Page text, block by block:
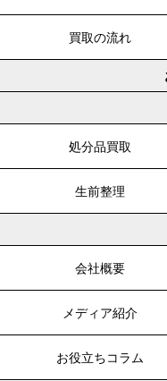
買取の流れ
処分品買取
生前整理
会社概要
メディア紹介
お役立ちコラム